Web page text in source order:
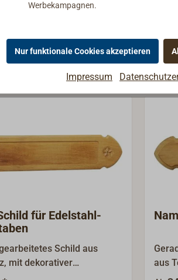
für Edelstahl-
Schild aus
mit dekorativer
an den Enden. Die
aus
zum
Werbekampagnen.
Nur funktionale Cookies akzeptieren
Impressum